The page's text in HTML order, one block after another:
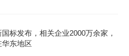
标发布，相关企业2000万余家，
华东地区